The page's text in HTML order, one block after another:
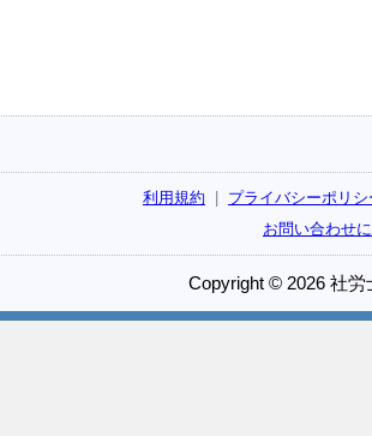
利用規約
プライバシーポリシ
お問い合わせ
Copyright © 2026 社